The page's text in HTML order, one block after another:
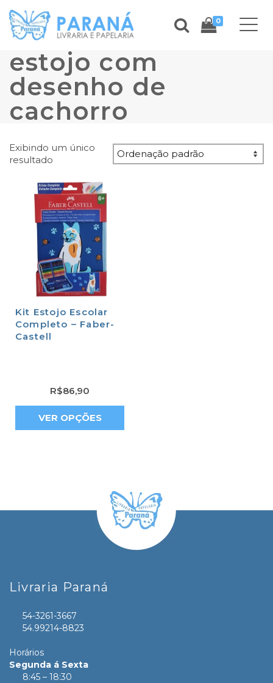
0
estojo com
desenho de
cachorro
Exibindo um único
resultado
Kit Estojo Escolar
Completo – Faber-
Castell
R$86,90
VER OPÇÕES
Livraria Paraná
54-3261-3667
54.99214-8823
Horários
Segunda á Sexta
8:45 – 18:30